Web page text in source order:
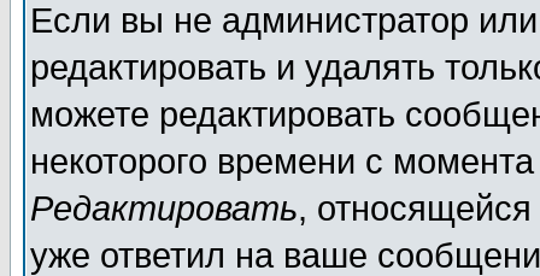
Если вы не администратор
редактировать и удалять
можете редактировать
некоторого времени с
Редактировать,
уже ответил на ваше